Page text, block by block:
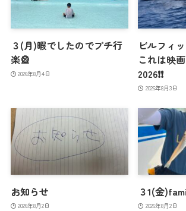
３(月)暇でしたのでプチ行
楽🎡
2026年8月4日
ビルフィ
これは映
2026❗️❗️
2026年8月3日
お知らせ
2026年8月2日
３1(金
2026年8月2日